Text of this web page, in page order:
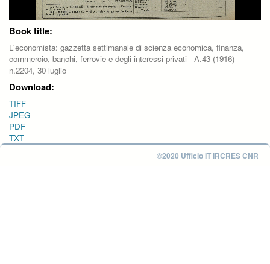
Book title:
L'economista: gazzetta settimanale di scienza economica, finanza,
commercio, banchi, ferrovie e degli interessi privati - A.43 (1916)
n.2204, 30 luglio
Download:
TIFF
JPEG
PDF
TXT
©2020 Ufficio IT IRCRES CNR